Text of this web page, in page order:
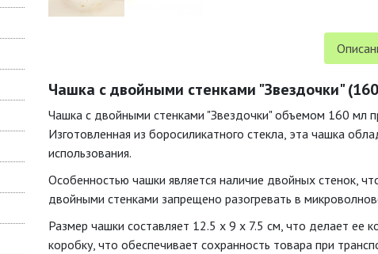
Чашка с двойными стенками "Звездочки"
Чашка с двойными стенками "Звездочки" объемом 160 мл
Изготовленная из боросиликатного стекла, эта чашка
использования.
Особенностью чашки является наличие двойных стенок,
двойными стенками запрещено разогревать в
Размер чашки составляет 12.5 x 9 x 7.5 см, что делает ее
коробку, что обеспечивает сохранность товара при